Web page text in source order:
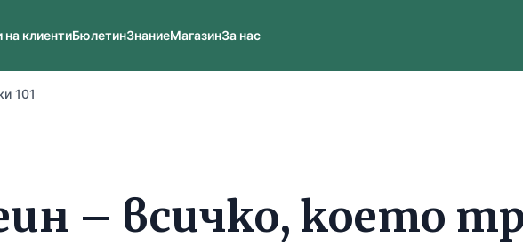
на клиентиБюлетинЗнаниеМагазинЗа нас
101
– всичко, което